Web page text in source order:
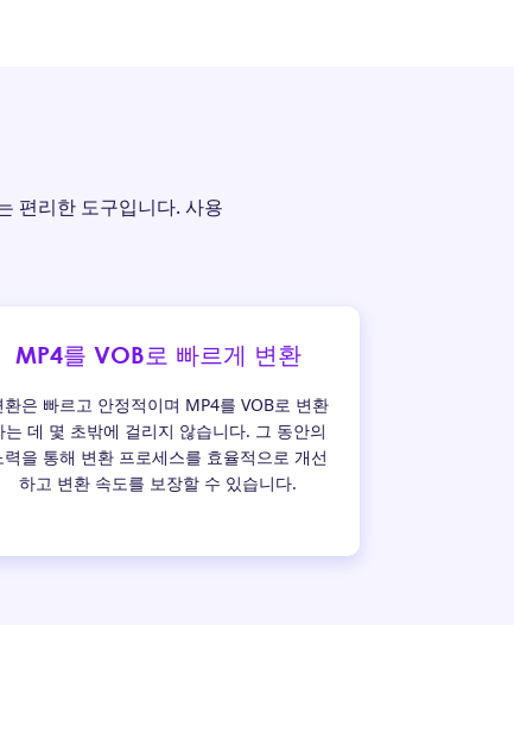
편리한 도구입니다. 사용
MP4를 VOB로 빠르게 변환
환은 빠르고 안정적이며 MP4를 VOB로 변환
는 데 몇 초밖에 걸리지 않습니다. 그 동안의
력을 통해 변환 프로세스를 효율적으로 개선
하고 변환 속도를 보장할 수 있습니다.